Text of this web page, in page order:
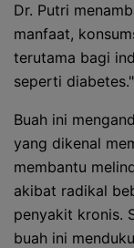
Dr. Putri
manfaat,
terutama bagi
seperti diabetes."
Buah ini
yang dikenal
membantu
akibat radikal
penyakit kronis.
buah ini